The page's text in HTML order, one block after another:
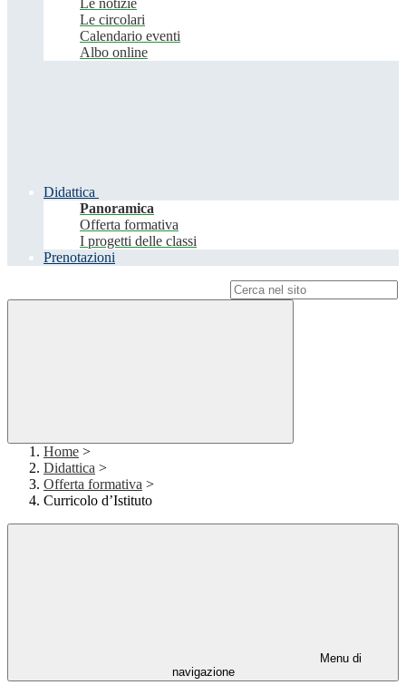
Le notizie
Le circolari
Calendario eventi
Albo online
Didattica
Panoramica
Offerta formativa
I progetti delle classi
Prenotazioni
Home >
Didattica >
Offerta formativa >
Curricolo d’Istituto
Menu di
navigazione